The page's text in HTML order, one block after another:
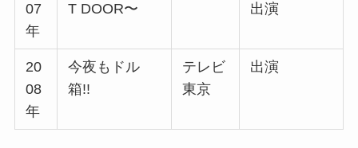
07
年
T DOOR〜
出演
20
08
年
今夜もドル
箱!!
テレビ
東京
出演